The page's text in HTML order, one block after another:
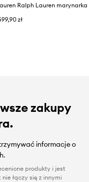
zł
zakupy
informacje o
produkty i jest
łączy się z innymi